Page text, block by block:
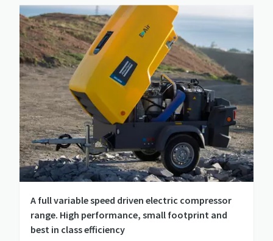
특별 프로모션
V39 컴프레서를 구매하시면 프로모션 혜택을 제공합니다.
맞춤형 솔루션으로 비즈니스를 최적화해보세요.
A full variable speed driven electric compressor
range. High performance, small footprint and
best in class efficiency